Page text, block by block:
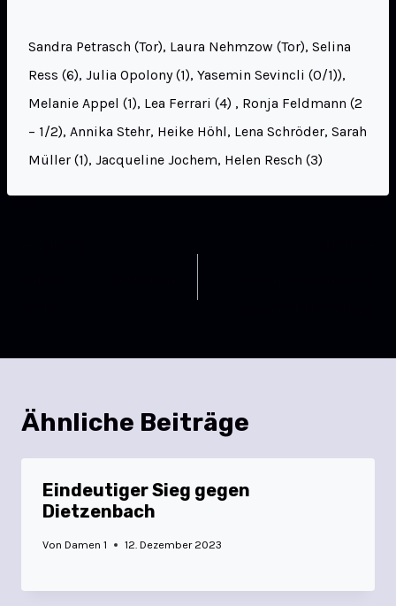
Sandra Petrasch (Tor), Laura Nehmzow (Tor), Selina
Ress (6), Julia Opolony (1), Yasemin Sevincli (0/1)),
Melanie Appel (1), Lea Ferrari (4) , Ronja Feldmann (2
– 1/2), Annika Stehr, Heike Höhl, Lena Schröder, Sarah
Müller (1), Jacqueline Jochem, Helen Resch (3)
Ähnliche Beiträge
Eindeutiger Sieg gegen
Dietzenbach
Von Damen 1 12. Dezember 2023